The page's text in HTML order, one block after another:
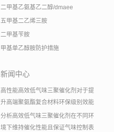
二甲基乙氨基乙二醇/dmaee
五甲基二乙烯三胺
二甲基苄胺
甲基单乙醇胺防护措施
新闻中心
高性能高效低气味三聚催化剂对于提
升高端聚氨酯复合材料环保级别效能
分析高效低气味三聚催化剂在不同环
境下维持催化性能且保证气味控制表